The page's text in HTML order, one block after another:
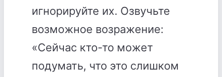
игнорируйте их. Озвучьте
возможное возражение:
«Сейчас кто-то может
подумать, что это слишком